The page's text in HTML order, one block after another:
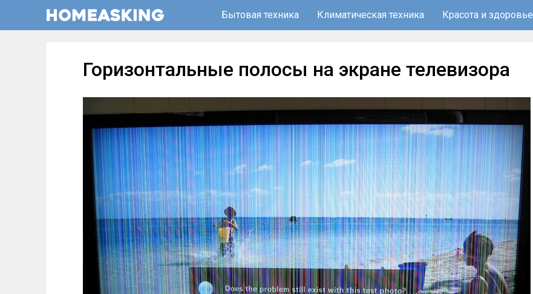
Бытовая техника Климатическая техника Красота и здоровье
Горизонтальные полосы на экране телевизора